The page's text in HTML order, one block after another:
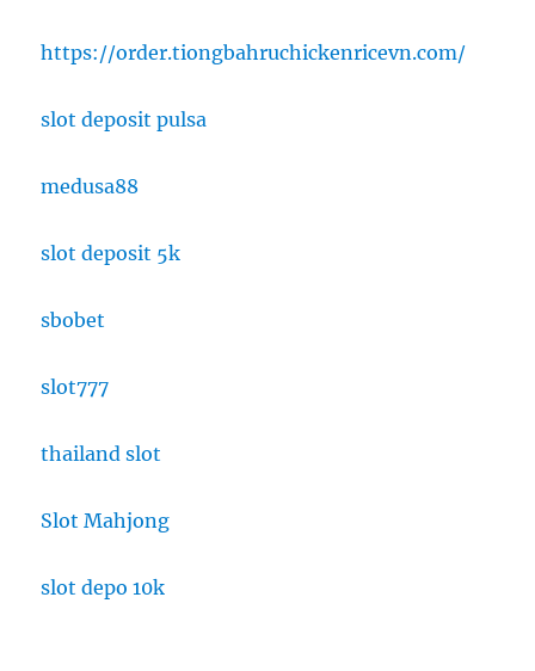
https://order.tiongbahruchickenricevn.com/
slot deposit pulsa
medusa88
slot deposit 5k
sbobet
slot777
thailand slot
Slot Mahjong
slot depo 10k